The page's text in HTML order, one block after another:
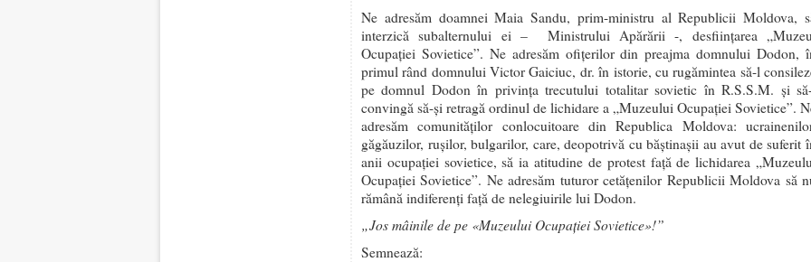
Ne adresăm doamnei Maia Sandu, prim-ministru al Republicii Moldova,
interzică subalternului ei – Ministrului Apărării -, desfiinţarea
Ocupaţiei Sovietice”. Ne adresăm ofiţerilor din preajma domnului Dodon,
primul rând domnului Victor Gaiciuc, dr. în istorie, cu rugămintea să-l
pe domnul Dodon în privinţa trecutului totalitar sovietic în R.S.S.M. şi
convingă să-şi retragă ordinul de lichidare a „Muzeului Ocupaţiei Sovietice”.
adresăm comunităţilor conlocuitoare din Republica Moldova:
găgăuzilor, ruşilor, bulgarilor, care, deopotrivă cu băştinaşii au avut de suferit
anii ocupaţiei sovietice, să ia atitudine de protest faţă de lichidarea
Ocupaţiei Sovietice”. Ne adresăm tuturor cetăţenilor Republicii Moldova să
rămână indiferenţi faţă de nelegiuirile lui Dodon.
„Jos mâinile de pe «Muzeului Ocupaţiei Sovietice»!”
Semnează: